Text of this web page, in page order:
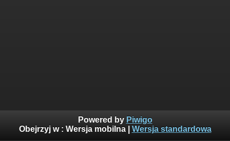
Powered by Piwigo
Obejrzyj w : Wersja mobilna| Wersja standardowa